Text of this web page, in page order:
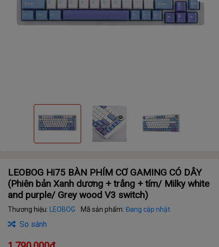
LEOBOG Hi75 BÀN PHÍM CƠ GAMING CÓ DÂY
(Phiên bản Xanh dương + trắng + tím/ Milky white
and purple/ Grey wood V3 switch)
Thương hiệu: LEOBOG Mã sản phẩm: Đang cập nhật
So sánh